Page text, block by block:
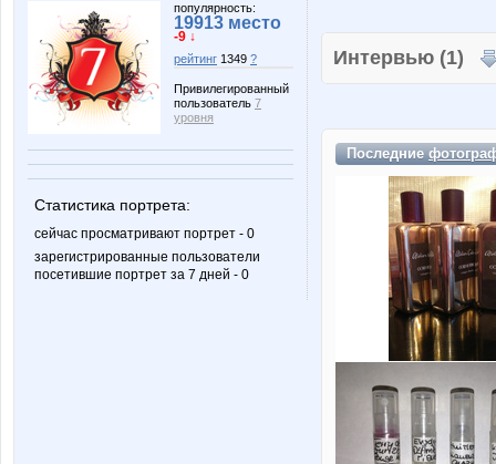
популярность:
19913 место
-9 ↓
рейтинг 1349 ?
Привилегированный
пользователь 7
уровня
Статистика портрета:
сейчас просматривают портрет - 0
зарегистрированные пользователи
посетившие портрет за 7 дней - 0
Интервью (1)
Последние